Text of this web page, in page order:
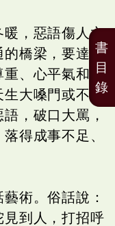
，惡語傷人六
的橋梁，要達到
、心平氣和的
大嗓門或不耐
，破口大罵，
得成事不足、
術。俗話說：
見到人，打招呼
書
目
錄